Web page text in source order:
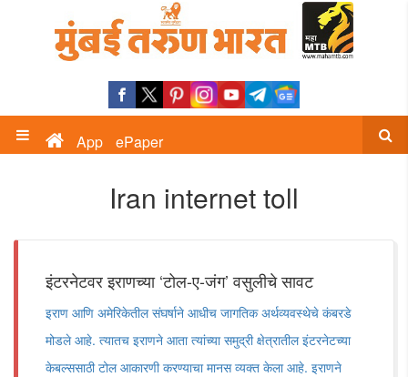
App ePaper
Iran internet toll
इंटरनेटवर इराणच्या ‘टोल-ए-जंग‌’ वसुलीचे सावट
इराण आणि अमेरिकेतील संघर्षाने आधीच जागतिक अर्थव्यवस्थेचे कंबरडे
मोडले आहे. त्यातच इराणने आता त्यांच्या समुद्री क्षेत्रातील इंटरनेटच्या
केबल्ससाठी टोल आकारणी करण्याचा मानस व्यक्त केला आहे. इराणने